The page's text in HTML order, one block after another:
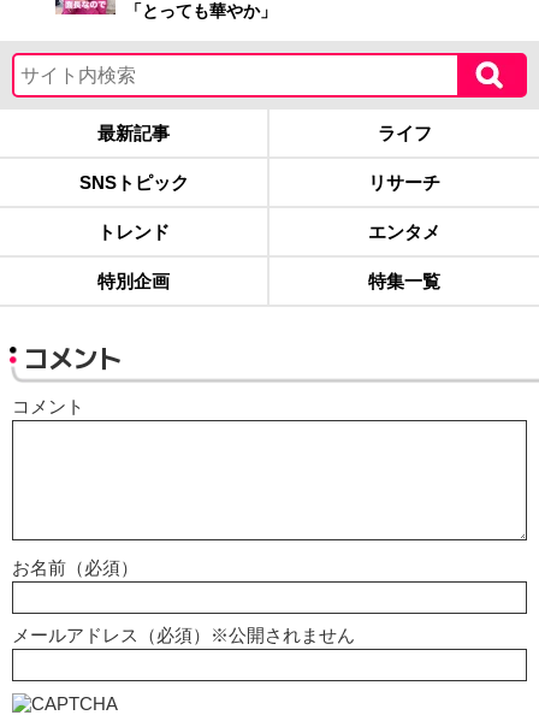
「とっても華やか」
最新記事 ライフ
SNSトピック リサーチ
トレンド エンタメ
特別企画 特集一覧
コメント
コメント
お名前（必須）
メールアドレス（必須）※公開されません